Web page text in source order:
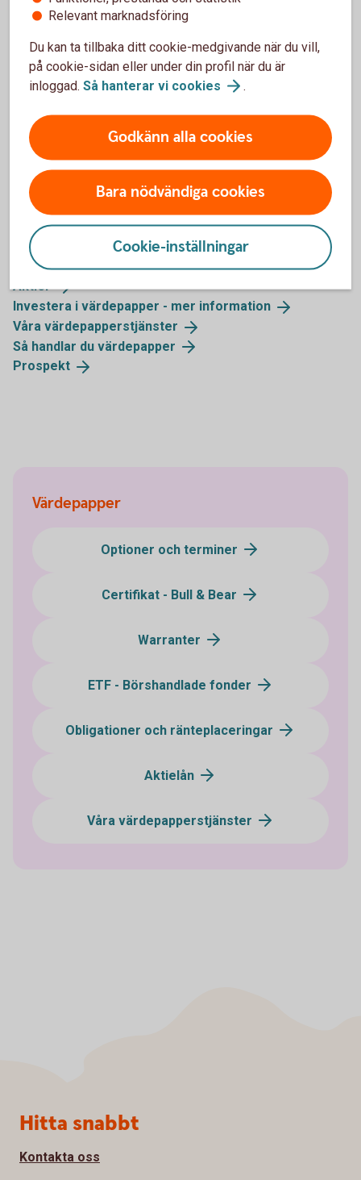
stället för att låna pengar av en bank. Obligationer
handlas i procent av sitt ursprungliga värde. Det
finns flera olika typer och du får avkastningen i form
av ränta.
Obligationer ochränteplaceringar
Mer information
Fonder
Aktier
Investera i värdepapper - mer information
Våra värdepapperstjänster
Så handlar du värdepapper
Prospekt
Värdepapper
Optioner och terminer
Certifikat - Bull & Bear
Warranter
ETF - Börshandlade fonder
Obligationer och ränteplaceringar
Aktielån
Våra värdepapperstjänster
Relevant marknadsföring
Du kan ta tillbaka ditt cookie-medgivande när du vill,
på cookie-sidan eller under din profil när du är
inloggad. Så hanterar vi cookies .
Godkänn alla cookies
Bara nödvändiga cookies
Cookie-inställningar
Sidfot
Hitta snabbt
Kontakta oss